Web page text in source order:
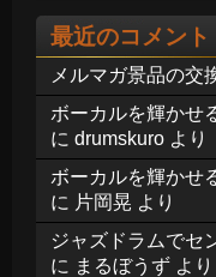
最近のコメント
メルマガ景品の交
ボーカルを輝かせ
に drumskuro より
ボーカルを輝かせ
に 片岡晃 より
ジャズドラムでセ
に まるぼうず より